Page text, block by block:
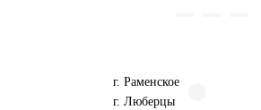
г. Раменское
г. Люберцы